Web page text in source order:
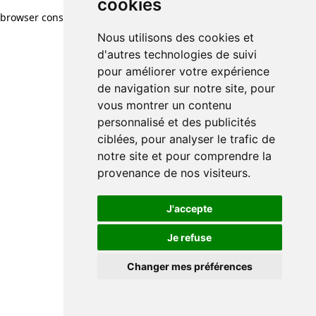
cookies
Nous utilisons des cookies et
d'autres technologies de suivi
pour améliorer votre expérience
de navigation sur notre site, pour
vous montrer un contenu
personnalisé et des publicités
ciblées, pour analyser le trafic de
notre site et pour comprendre la
provenance de nos visiteurs.
J'accepte
Je refuse
Changer mes préférences
browser console for more information)